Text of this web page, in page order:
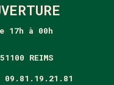
17h à 00h
REIMS